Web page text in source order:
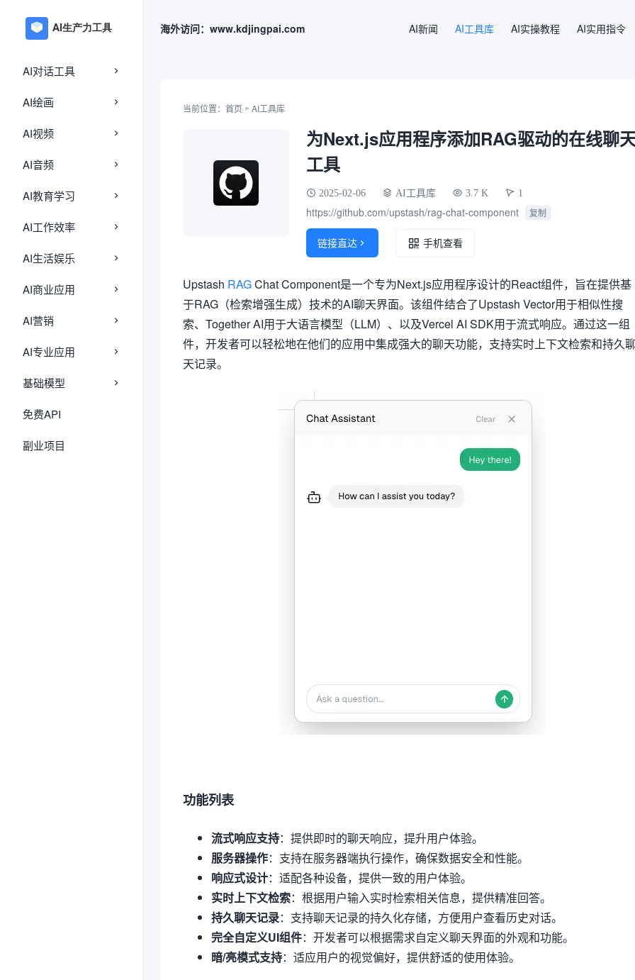
AI对话工具
AI绘画
AI视频
AI音频
AI教育学习
AI工作效率
AI生活娱乐
AI商业应用
AI营销
AI专业应用
基础模型
免费API
副业项目
海外访问：www.kdjingpai.com AI新闻 AI工具库 AI实操教程 AI实用指令
当前位置： 首页 » AI工具库
为Next.js应用程序添加RAG驱动的在线聊
工具
2025-02-06 AI工具库 3.7 K 1
https://github.com/upstash/rag-chat-component 复制
链接直达  手机查看
Upstash RAGChat Component是一个专为Next.js应用程序设计的React组件，旨在提供基
于RAG（检索增强生成）技术的AI聊天界面。该组件结合了Upstash Vector用于相似性搜
索、Together AI用于大语言模型（LLM）、以及Vercel AI SDK用于流式响应。通过这一组
件，开发者可以轻松地在他们的应用中集成强大的聊天功能，支持实时上下文检索和持久
天记录。
功能列表
流式响应支持：提供即时的聊天响应，提升用户体验。
服务器操作：支持在服务器端执行操作，确保数据安全和性能。
响应式设计：适配各种设备，提供一致的用户体验。
实时上下文检索：根据用户输入实时检索相关信息，提供精准回答。
持久聊天记录：支持聊天记录的持久化存储，方便用户查看历史对话。
完全自定义UI组件：开发者可以根据需求自定义聊天界面的外观和功能。
暗/亮模式支持：适应用户的视觉偏好，提供舒适的使用体验。